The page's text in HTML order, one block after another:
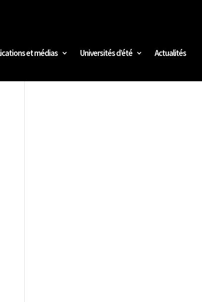
et médias Universités d’été Actualités